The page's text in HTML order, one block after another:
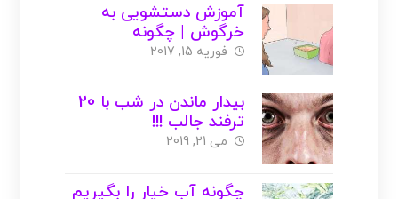
آموزش دستشویی به
خرگوش | چگونه
دستشویی خرگوش درست
فوریه 15, 2017
بیدار ماندن در شب با 20
ترفند جالب !!!
می 21, 2019
چگونه آب خیار را بگیریم